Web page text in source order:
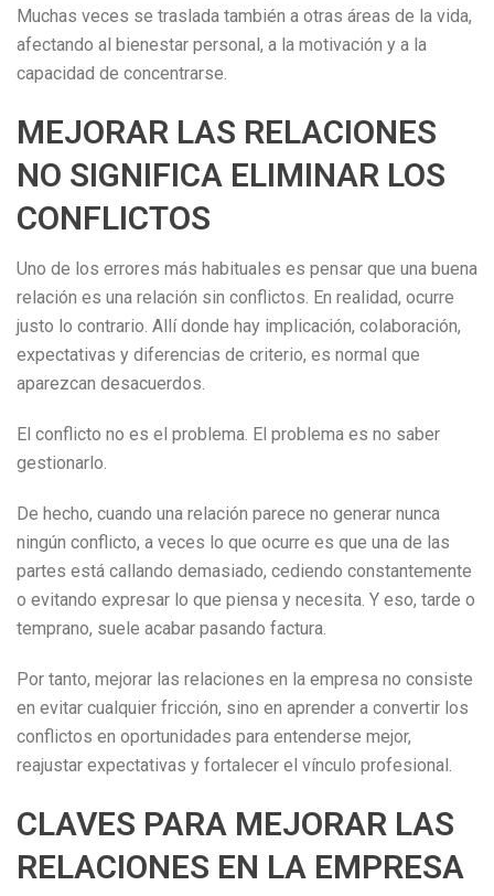
Muchas veces se traslada también a otras áreas de la vida,
afectando al bienestar personal, a la motivación y a la
capacidad de concentrarse.
MEJORAR LAS RELACIONES
NO SIGNIFICA ELIMINAR LOS
CONFLICTOS
Uno de los errores más habituales es pensar que una buena
relación es una relación sin conflictos. En realidad, ocurre
justo lo contrario. Allí donde hay implicación, colaboración,
expectativas y diferencias de criterio, es normal que
aparezcan desacuerdos.
El conflicto no es el problema. El problema es no saber
gestionarlo.
De hecho, cuando una relación parece no generar nunca
ningún conflicto, a veces lo que ocurre es que una de las
partes está callando demasiado, cediendo constantemente
o evitando expresar lo que piensa y necesita. Y eso, tarde o
temprano, suele acabar pasando factura.
Por tanto, mejorar las relaciones en la empresa no consiste
en evitar cualquier fricción, sino en aprender a convertir los
conflictos en oportunidades para entenderse mejor,
reajustar expectativas y fortalecer el vínculo profesional.
CLAVES PARA MEJORAR LAS
RELACIONES EN LA EMPRESA